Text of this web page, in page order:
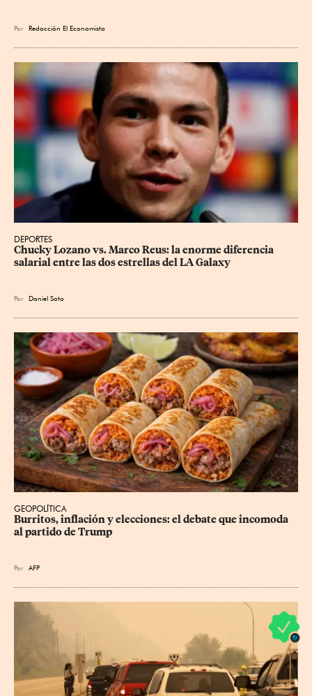
Por Redacción El Economista
DEPORTES
Chucky Lozano vs. Marco Reus: la enorme diferencia
salarial entre las dos estrellas del LA Galaxy
Por Daniel Soto
GEOPOLÍTICA
Burritos, inflación y elecciones: el debate que incomoda
al partido de Trump
Por AFP